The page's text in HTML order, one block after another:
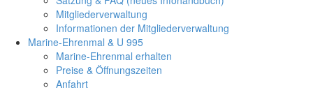
Mitgliederverwaltung
Informationen der Mitgliederverwaltung
Marine-Ehrenmal & U 995
Marine-Ehrenmal erhalten
Preise & Öffnungszeiten
Anfahrt